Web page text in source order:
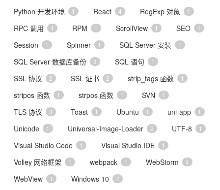
Python 开发环境 1 React 4 RegExp 对象 1
RPC 调用 1 RPM 1 ScrollView 1 SEO 1
Session 1 Spinner 1 SQL Server 安装 1
SQL Server 数据库备份 3 SQL 语句 1
SSL 协议 2 SSL 证书 2 strip_tags 函数 1
stripos 函数 1 strpos 函数 1 SVN 1
TLS 协议 3 Toast 1 Ubuntu 1 uni-app 1
Unicode 1 Universal-Image-Loader 2 UTF-8 1
Visual Studio Code 1 Visual Studio IDE 1
Volley 网络框架 1 webpack 1 WebStorm 4
WebView 1 Windows 10 7